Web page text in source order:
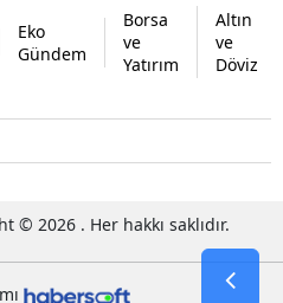
Eko
Gündem
Borsa
ve
Yatırım
Altın
ve
Döviz
© 2026 . Her hakkı saklıdır.